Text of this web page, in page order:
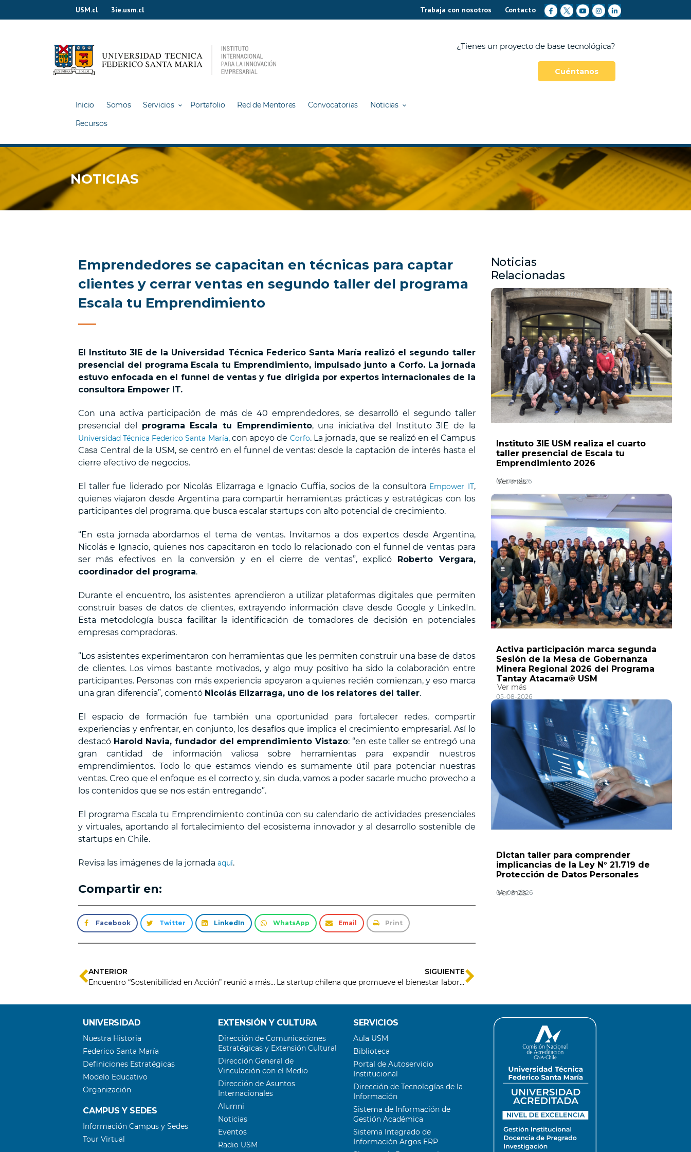
USM.cl 3ie.usm.cl Trabaja con nosotros Contacto
¿Tienes un proyecto de base tecnológica?
Cuéntanos
Inicio Somos Servicios Portafolio Red de Mentores Convocatorias
Noticias
Recursos
NOTICIAS
Emprendedores se capacitan en técnicas para captar
clientes y cerrar ventas en segundo taller del programa
Escala tu Emprendimiento
El Instituto 3IE de la Universidad Técnica Federico Santa María realizó el segundo taller
presencial del programa Escala tu Emprendimiento, impulsado junto a Corfo. La jornada
estuvo enfocada en el funnel de ventas y fue dirigida por expertos internacionales de la
consultora Empower IT.
Con una activa participación de más de 40 emprendedores, se desarrolló el segundo taller
presencial del programa Escala tu Emprendimiento, una iniciativa del Instituto 3IE de la
Universidad Técnica Federico Santa María, con apoyo de Corfo. La jornada, que se realizó en el Campus
Casa Central de la USM, se centró en el funnel de ventas: desde la captación de interés hasta el
cierre efectivo de negocios.
El taller fue liderado por Nicolás Elizarraga e Ignacio Cuffia, socios de la consultora Empower IT,
quienes viajaron desde Argentina para compartir herramientas prácticas y estratégicas con los
participantes del programa, que busca escalar startups con alto potencial de crecimiento.
“En esta jornada abordamos el tema de ventas. Invitamos a dos expertos desde Argentina,
Nicolás e Ignacio, quienes nos capacitaron en todo lo relacionado con el funnel de ventas para
ser más efectivos en la conversión y en el cierre de ventas”, explicó Roberto Vergara,
coordinador del programa.
Durante el encuentro, los asistentes aprendieron a utilizar plataformas digitales que permiten
construir bases de datos de clientes, extrayendo información clave desde Google y LinkedIn.
Esta metodología busca facilitar la identificación de tomadores de decisión en potenciales
empresas compradoras.
“Los asistentes experimentaron con herramientas que les permiten construir una base de datos
de clientes. Los vimos bastante motivados, y algo muy positivo ha sido la colaboración entre
participantes. Personas con más experiencia apoyaron a quienes recién comienzan, y eso marca
una gran diferencia”, comentó Nicolás Elizarraga, uno de los relatores del taller.
El espacio de formación fue también una oportunidad para fortalecer redes, compartir
experiencias y enfrentar, en conjunto, los desafíos que implica el crecimiento empresarial. Así lo
destacó Harold Navia, fundador del emprendimiento Vistazo: “en este taller se entregó una
gran cantidad de información valiosa sobre herramientas para expandir nuestros
emprendimientos. Todo lo que estamos viendo es sumamente útil para potenciar nuestras
ventas. Creo que el enfoque es el correcto y, sin duda, vamos a poder sacarle mucho provecho a
los contenidos que se nos están entregando”.
El programa Escala tu Emprendimiento continúa con su calendario de actividades presenciales
y virtuales, aportando al fortalecimiento del ecosistema innovador y al desarrollo sostenible de
startups en Chile.
Revisa las imágenes de la jornada aquí.
Compartir en:
Facebook Twitter LinkedIn WhatsApp Email Print
ANTERIOR
Encuentro “Sostenibilidad en Acción” reunió a más de 80 actores del ecosistema para impulsar el emprendimiento con propósito
SIGUIENTE
La startup chilena que promueve el bienestar laboral en las organizaciones
Noticias
Relacionadas
Instituto 3IE USM realiza el cuarto
taller presencial de Escala tu
Emprendimiento 2026
07-08-2026
Ver más
Activa participación marca segunda
Sesión de la Mesa de Gobernanza
Minera Regional 2026 del Programa
Tantay Atacama® USM
05-08-2026
Ver más
Dictan taller para comprender
implicancias de la Ley N° 21.719 de
Protección de Datos Personales
04-08-2026
Ver más
UNIVERSIDAD
Nuestra Historia
Federico Santa María
Definiciones Estratégicas
Modelo Educativo
Organización
CAMPUS Y SEDES
Información Campus y Sedes
Tour Virtual
EXTENSIÓN Y CULTURA
Dirección de Comunicaciones
Estratégicas y Extensión Cultural
Dirección General de
Vinculación con el Medio
Dirección de Asuntos
Internacionales
Alumni
Noticias
Eventos
Radio USM
SERVICIOS
Aula USM
Biblioteca
Portal de Autoservicio
Institucional
Dirección de Tecnologías de la
Información
Sistema de Información de
Gestión Académica
Sistema Integrado de
Información Argos ERP